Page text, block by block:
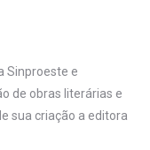
Sinproeste e
de obras literárias e
sua criação a editora